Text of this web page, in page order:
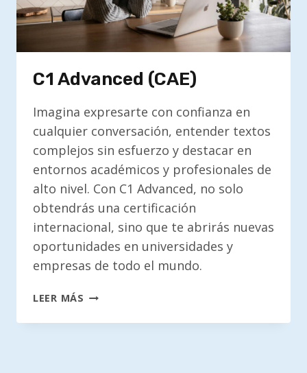
C1 Advanced (CAE)
Imagina expresarte con confianza en
cualquier conversación, entender textos
complejos sin esfuerzo y destacar en
entornos académicos y profesionales de
alto nivel. Con C1 Advanced, no solo
obtendrás una certificación
internacional, sino que te abrirás nuevas
oportunidades en universidades y
empresas de todo el mundo.
LEER MÁS C1
(CAE)